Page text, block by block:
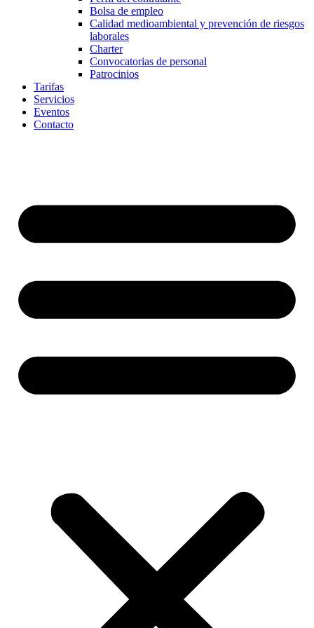
Bolsa de empleo
Calidad medioambiental y prevención de riesgos
laborales
Charter
Convocatorias de personal
Patrocinios
Tarifas
Servicios
Eventos
Contacto